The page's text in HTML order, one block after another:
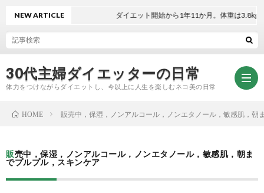
30代主婦ダイエッターの日常
体力をつけながらダイエットし、今以上に人生を楽しむネコ美の日常
NEW ARTICLE ダイエット開始から1年11か月。体重は3.8kg減
HOME 販売中，保湿，ノンアルコール，ノンエタノール，敏感肌，朝
販売中，保湿，ノンアルコール，ノンエタノール，敏感肌，朝ま
でプルプル，スキンケア